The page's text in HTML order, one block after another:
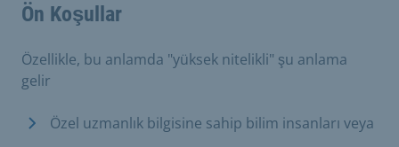
Ön Koşullar
Özellikle, bu anlamda "yüksek nitelikli" şu anlama
gelir
Özel uzmanlık bilgisine sahip bilim insanları veya